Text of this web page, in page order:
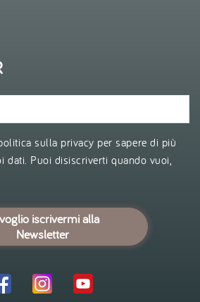
sulla privacy per sapere di più
dati. Puoi disiscriverti quando vuoi,
iscrivermi alla
Newsletter